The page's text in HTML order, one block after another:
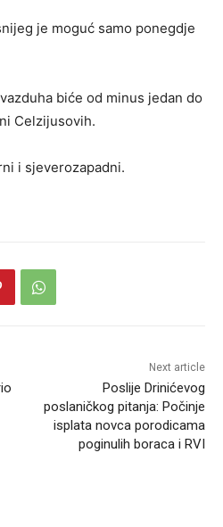
je moguć samo ponegdje
biće od minus jedan do
Celzijusovih.
i sjeverozapadni.
Next article
Poslije Drinićevog
poslaničkog pitanja: Počinje
isplata novca porodicama
poginulih boraca i RVI